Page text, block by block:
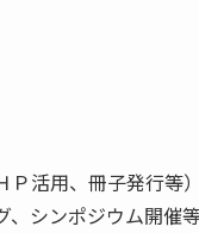
活用、冊子発行等）
シンポジウム開催等